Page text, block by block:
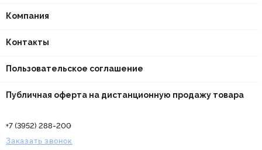
Компания
Контакты
Пользовательское соглашение
Публичная оферта на дистанционную продажу товара
+7 (3952) 288-200
Заказать звонок